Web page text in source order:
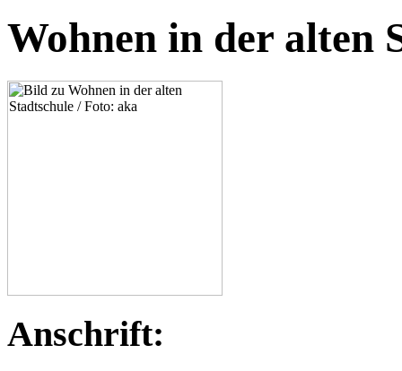
Wohnen in der alten
Anschrift: